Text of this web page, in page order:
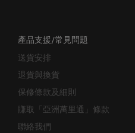
產品支援/常見問題
送貨安排
退貨與換貨
保修條款及細則
賺取「亞洲萬里通」條款
聯絡我們